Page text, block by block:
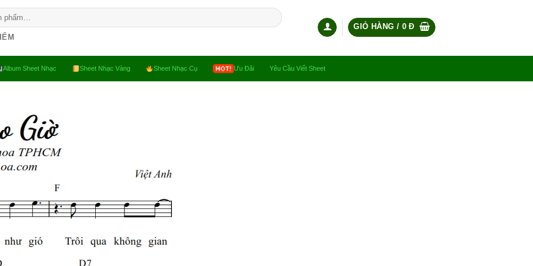
GIỎ HÀNG / 0Đ
Album Sheet Nhạc Sheet Nhạc Vàng Sheet Nhạc Cụ Ưu Đãi Yêu Cầu Viết Sheet